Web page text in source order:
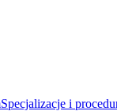
Specjalizacje i